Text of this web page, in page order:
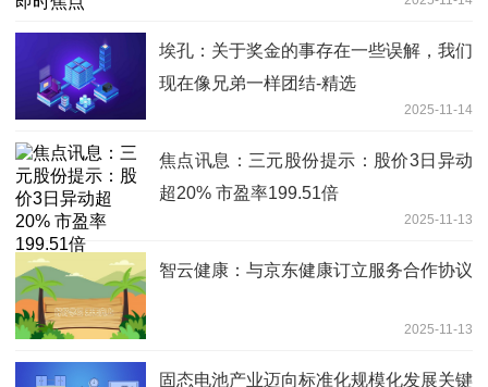
埃孔：关于奖金的事存在一些误解，我们
现在像兄弟一样团结-精选
2025-11-14
焦点讯息：三元股份提示：股价3日异动
超20% 市盈率199.51倍
2025-11-13
智云健康：与京东健康订立服务合作协议
2025-11-13
固态电池产业迈向标准化规模化发展关键